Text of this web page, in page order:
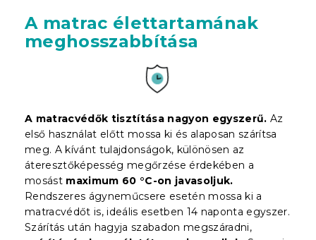
A matrac élettartamának
meghosszabbítása
A matracvédők tisztítása nagyon egyszerű. Az
első használat előtt mossa ki és alaposan szárítsa
meg. A kívánt tulajdonságok, különösen az
áteresztőképesség megőrzése érdekében a
mosást maximum 60 °C-on javasoljuk.
Rendszeres ágyneműcsere esetén mossa ki a
matracvédőt is, ideális esetben 14 naponta egyszer.
Szárítás után hagyja szabadon megszáradni,